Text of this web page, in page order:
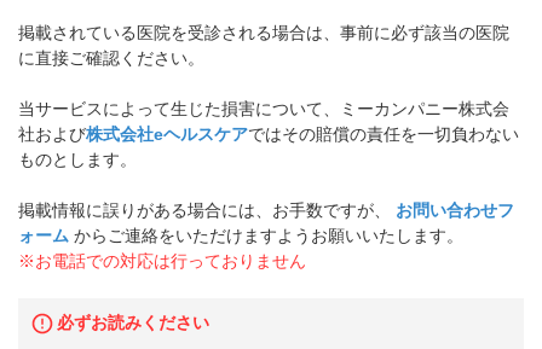
掲載されている医院を受診される場合は、事前に必ず該当の医院
に直接ご確認ください。
当サービスによって生じた損害について、ミーカンパニー株式会
社および株式会社eヘルスケアではその賠償の責任を一切負わない
ものとします。
掲載情報に誤りがある場合には、お手数ですが、
お問い合わせフ
ォーム からご連絡をいただけますようお願いいたします。
※お電話での対応は行っておりません
必ずお読みください